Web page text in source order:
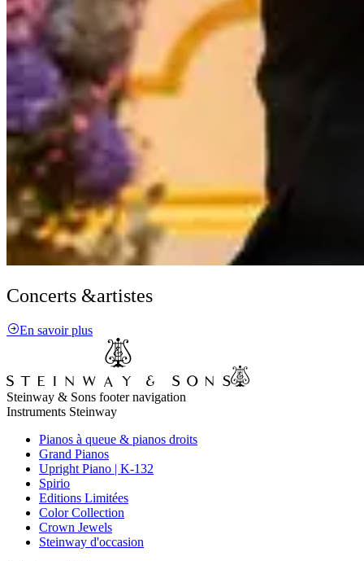
Concerts &artistes
En savoir plus
Steinway & Sons footer navigation
Instruments Steinway
Pianos à queue & pianos droits
Grand Pianos
Upright Piano | K-132
Spirio
Editions Limitées
Color Collection
Crown Jewels
Steinway d'occasion